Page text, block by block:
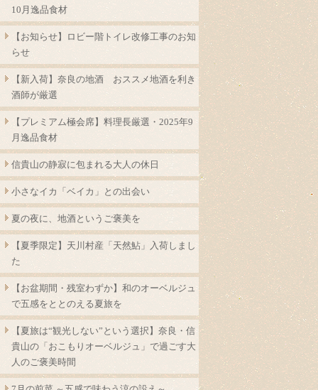
10月逸品食材
【お知らせ】ロビー階トイレ改修工事のお知
らせ
【新入荷】奈良の地酒 おススメ地酒を利き
酒師が厳選
【プレミアム極会席】料理長厳選・2025年9
月逸品食材
信貴山の静寂に包まれる大人の休日
小さなイカ「ベイカ」との出会い
夏の夜に、地酒というご褒美を
【夏季限定】天川村産「天然鮎」入荷しまし
た
【お盆期間・残室わずか】和のオーベルジュ
で五感をととのえる夏旅を
【夏旅は“観光しない”という選択】奈良・信
貴山の「おこもりオーベルジュ」で過ごす大
人のご褒美時間